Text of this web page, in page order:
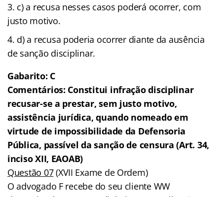
c) a recusa nesses casos poderá ocorrer, com
justo motivo.
d) a recusa poderia ocorrer diante da ausência
de sanção disciplinar.
Gabarito: C
Comentários: Constitui infração disciplinar
recusar-se a prestar, sem justo motivo,
assistência jurídica, quando nomeado em
virtude de impossibilidade da Defensoria
Pública, passível da sanção de censura (Art. 34,
inciso XII, EAOAB)
Questão 07(XVII Exame de Ordem)
O advogado F recebe do seu cliente WW